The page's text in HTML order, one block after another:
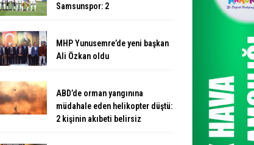
Samsunspor: 2
MHP Yunusemre’de yeni başkan
Ali Özkan oldu
ABD’de orman yangınına
müdahale eden helikopter düştü:
2 kişinin akıbeti belirsiz